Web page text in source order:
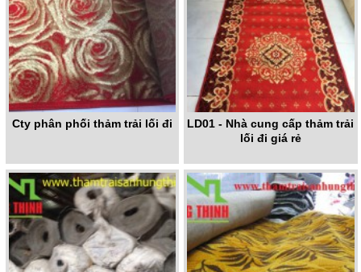
Cty phân phối thảm trải lối đi
LD01 - Nhà cung cấp thảm trải
lối đi giá rẻ